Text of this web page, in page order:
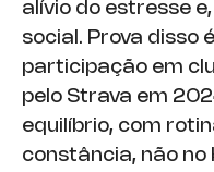
alívio do estresse
social. Prova disso
participação em
pelo Strava em
equilíbrio, com
constância, não no